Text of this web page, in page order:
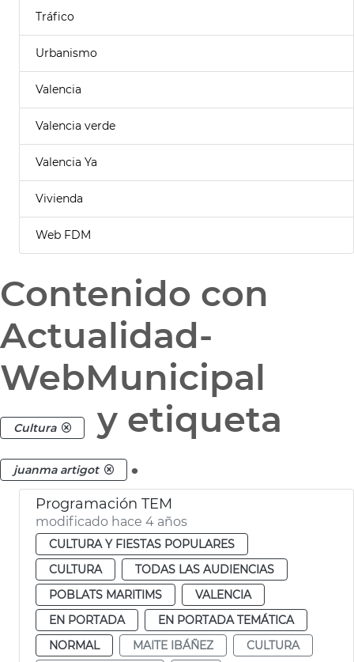
Tráfico
Urbanismo
Valencia
Valencia verde
Valencia Ya
Vivienda
Web FDM
Contenido con
Actualidad-
WebMunicipal
Cultura y etiqueta
juanma artigot .
Programación TEM
modificado hace 4 años
CULTURA Y FIESTAS POPULARES
CULTURA
TODAS LAS AUDIENCIAS
POBLATS MARITIMS
VALENCIA
EN PORTADA
EN PORTADA TEMÁTICA
NORMAL
MAITE IBÁÑEZ
CULTURA